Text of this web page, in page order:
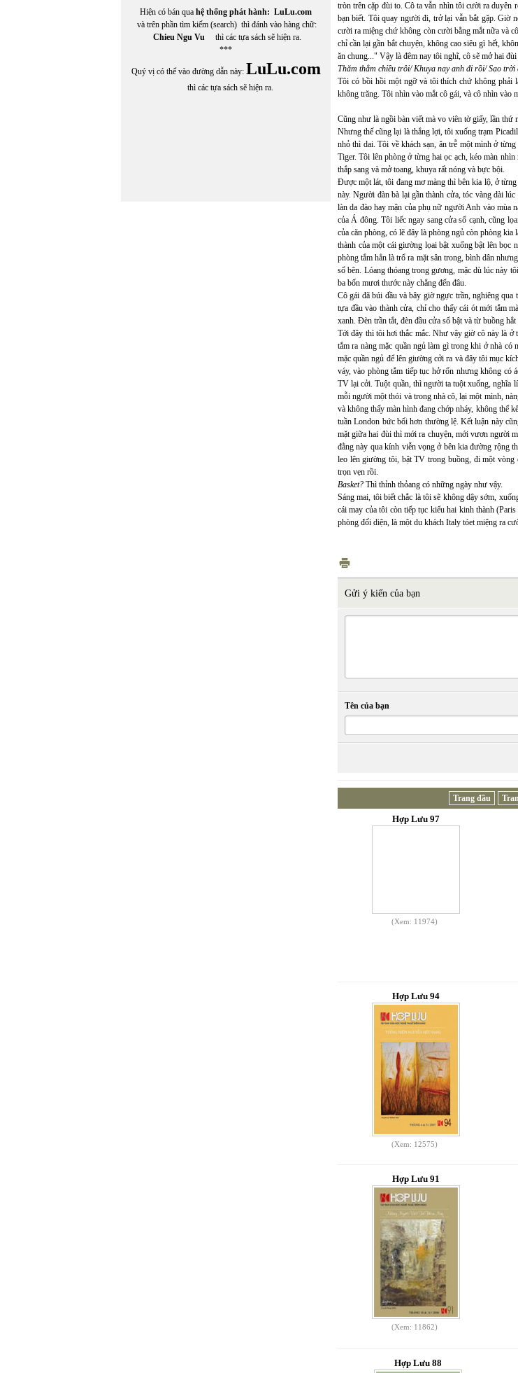
Hiện có bán qua hệ thống phát hành: LuLu.com
và trên phần tìm kiếm (search) thì đánh vào hàng chữ:
Chieu Ngu Vu thì các tựa sách sẽ hiện ra.
***
Quý vị có thể vào đường dẫn này: LuLu.com
thì các tựa sách sẽ hiện ra.
tròn trên cặp đùi to. Cô ta vẫn nhìn tôi cười ra duyên
bạn biết. Tôi quay người đi, trở lại vẫn bắt gặp. Giờ
cười ra miệng chứ không còn cười bằng mắt nữa và
chỉ cần lại gần bắt chuyện, không cao siêu gì hết,
ăn chung..." Vậy là đêm nay tôi nghĩ, cô sẽ mở hai
Thăm thẳm chiều trôi/ Khuya nay anh đi rồi/ Sao
Tôi có bồi hồi một ngỡ và tôi thích chứ không phải
không trăng. Tôi nhìn vào mắt cô gái, và cô nhìn vào
Cũng như là ngồi bàn viết mà vo viên tờ giấy, lần thứ
Nhưng thế cũng lại là thắng lợi, tôi xuống trạm
nhỏ thì dai. Tôi về khách sạn, ăn trễ một mình ở
Tiger. Tôi lên phòng ở từng hai ọc ạch, kéo màn
thắp sang và mở toang, khuya rất nóng và bực bội.
Được một lát, tôi đang mơ màng thì bên kia lộ, ở
này. Người đàn bà lại gần thành cửa, tóc vàng dài
làn da đào hay mận của phụ nữ người Anh vào mùa
của Á đông. Tôi liếc ngay sang cửa sổ cạnh, cũng
của căn phòng, có lẽ đây là phòng ngủ còn phòng
thành của một cái giường lọai bật xuống bật lên bọc
phòng tắm hẳn là trổ ra mặt sân trong, bình dân
sổ bên. Lóang thóang trong gương, mặc dù lúc này
ba bốn mươi thước này chẳng đến đâu.
Cô gái đã búi đầu và bây giờ ngực trần, nghiêng
tựa đầu vào thành cửa, chỉ cho thấy cái ót mới tắm
xanh. Đèn trần tắt, đèn đầu cửa sổ bật và từ buồng
Tới đây thì tôi hơi thắc mắc. Như vậy giờ cô này là
tắm ra nàng mặc quần ngủ làm gì trong khi ở nhà
mặc quần ngủ để lên giường cởi ra và đây tôi mục
váy, vào phòng tắm tiếp tục hở rốn nhưng không có
TV lại cởi. Tuột quần, thì người ta tuột xuống, nghĩa
mỗi người một thói và trong nhà cô, lại một mình,
và không thấy màn hình đang chớp nháy, không thể
tuần London bức bối hơn thường lệ. Kết luận này
mặt giữa hai đùi thì mới ra chuyện, mới vươn người
đằng này qua kính viễn vọng ở bên kia đường rộng
leo lên giường tôi, bật TV trong buồng, đi một
trọn vẹn rồi.
Basket? Thì thỉnh thỏang có những ngày như vậy.
Sáng mai, tôi biết chắc là tôi sẽ không dậy sớm,
cái may của tôi còn tiếp tục kiểu hai kinh thành
phòng đối diện, là một du khách Italy tóet miệng ra
Gửi ý kiến của bạn
Tên của bạn
Trang đầu
Hợp Lưu 97
(Xem: 11974)
Hợp Lưu 94
(Xem: 12575)
Hợp Lưu 91
(Xem: 11862)
Hợp Lưu 88